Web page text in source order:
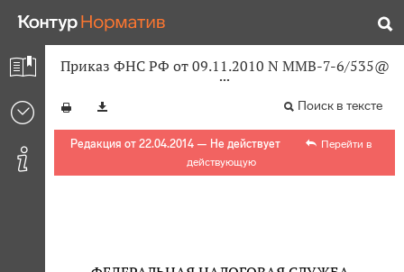
Приказ ФНС РФ от 09.11.2010 N ММВ-7-6/535@
Поиск в тексте
Редакция от 22.04.2014 — Не действует
Перейти в
действующую